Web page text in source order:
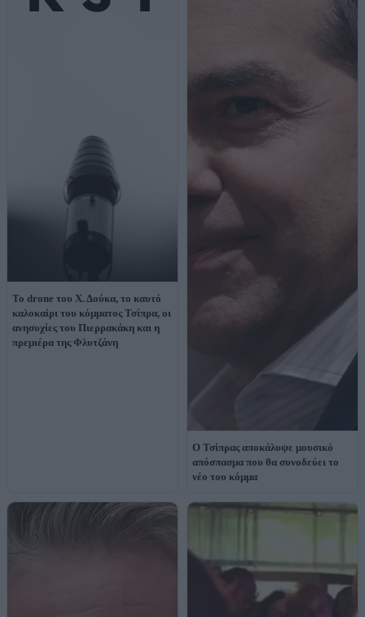
Το drone του Χ. Δούκα, το καυτό
καλοκαίρι του κόμματος Τσίπρα, οι
ανησυχίες του Πιερρακάκη και η
πρεμιέρα της Φλυτζάνη
Ο Τσίπρας αποκάλυψε μουσικό
απόσπασμα που θα συνοδεύει το
νέο του κόμμα